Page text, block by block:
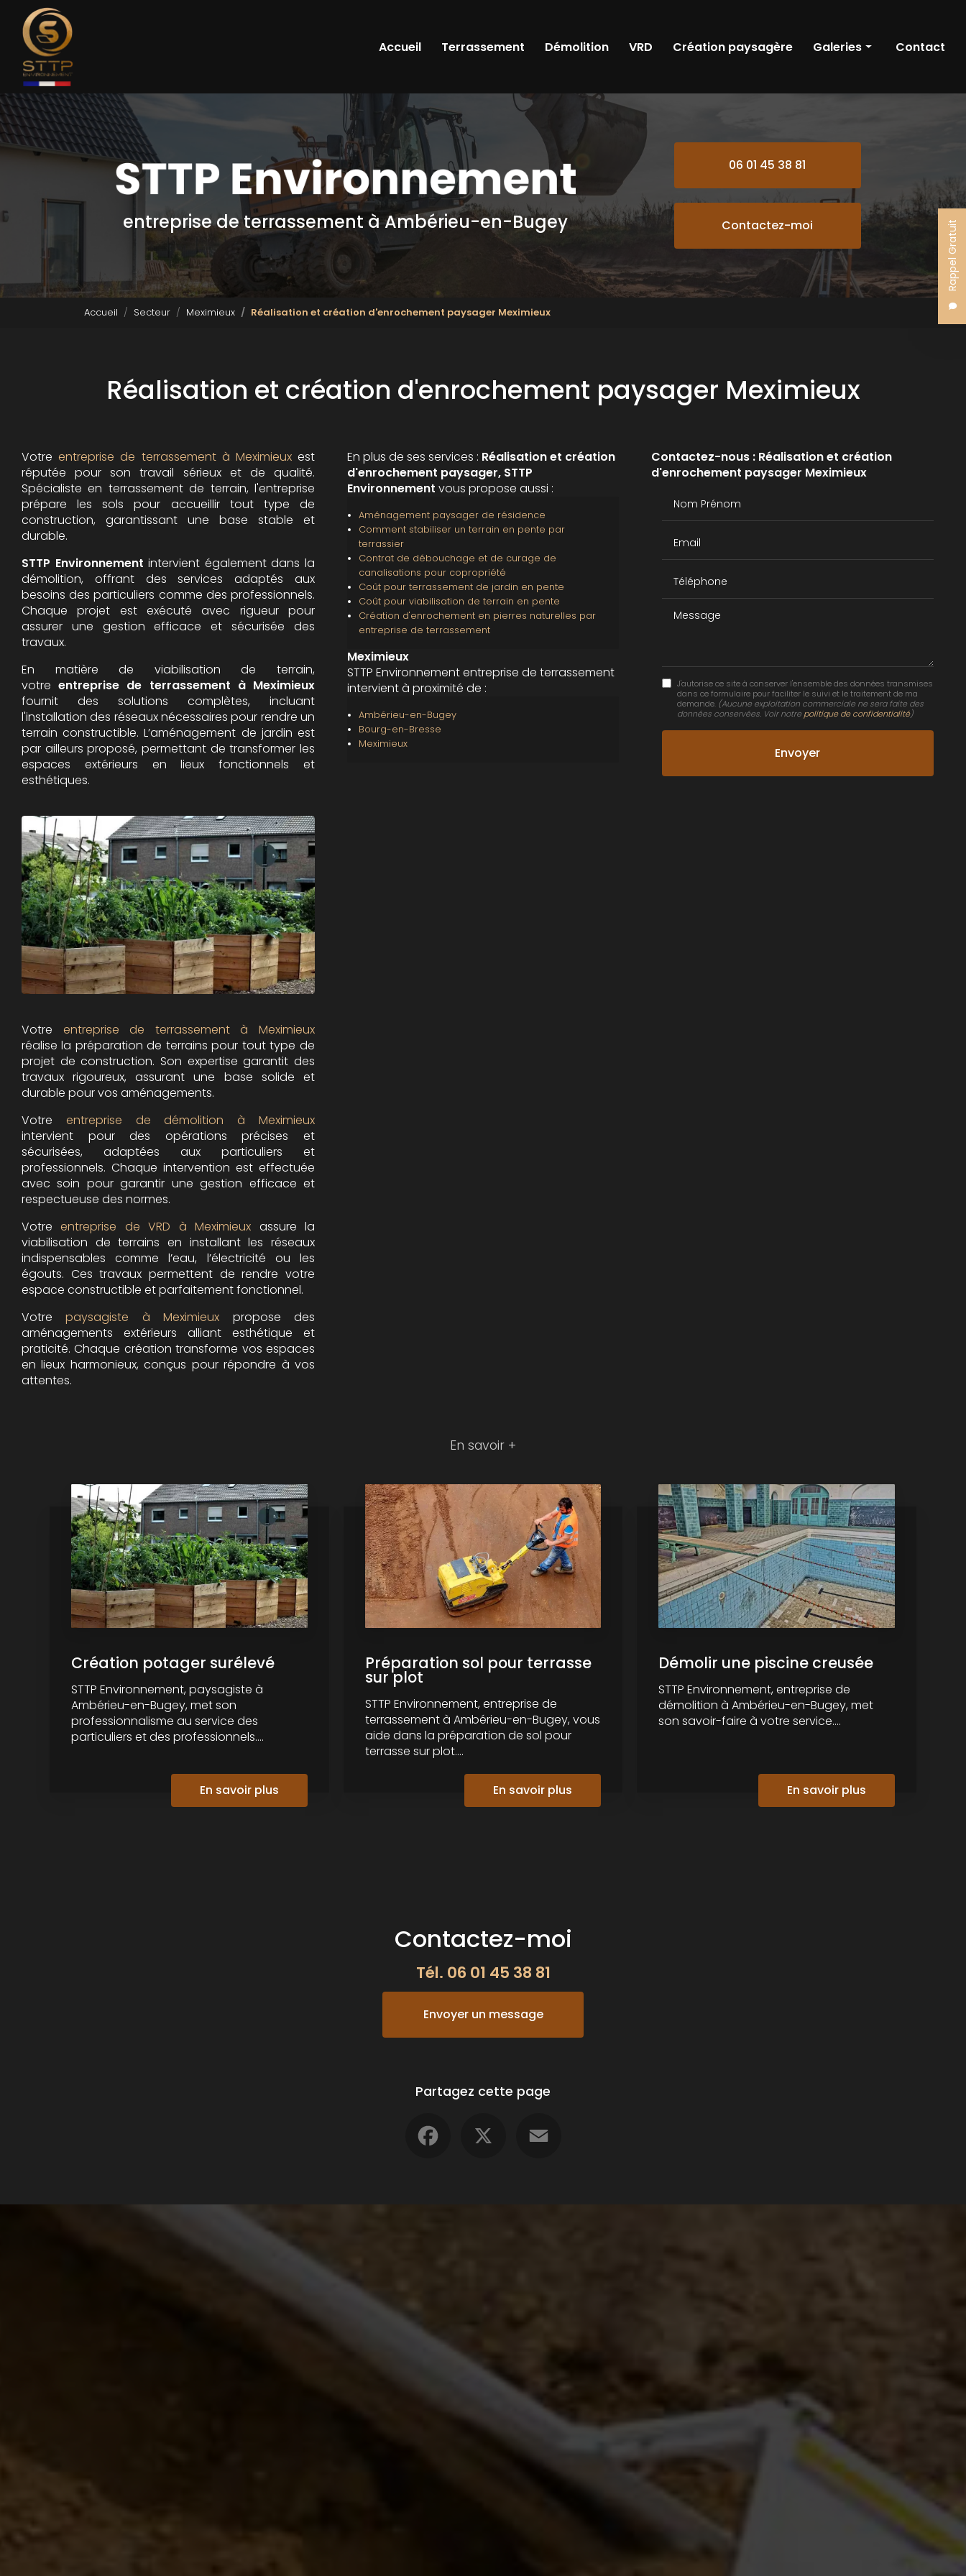
contenu
principal
Rappel Gratuit
Accueil Terrassement Démolition VRD Création paysagère Galeries Contact
entreprise de terrassementà Ambérieu-en-Bugey
06 01 45 38 81
Contactez-moi
Accueil Secteur Meximieux Réalisation et création d'enrochement paysager Meximieux
Réalisation et création d'enrochement paysager Meximieux
Votreentreprise de terrassement à Meximieuxest
réputée pour son travail sérieux et de qualité.
Spécialiste en terrassement de terrain, l'entreprise
prépare les sols pour accueillir tout type de
construction, garantissant une base stable et
durable.
STTP Environnementintervient également dans la
démolition, offrant des services adaptés aux
besoins des particuliers comme des professionnels.
Chaque projet est exécuté avec rigueur pour
assurer une gestion efficace et sécurisée des
travaux.
En matière de viabilisation de terrain,
votreentreprise de terrassement à Meximieux
fournit des solutions complètes, incluant
l'installation des réseaux nécessaires pour rendre un
terrain constructible. L’aménagement de jardin est
par ailleurs proposé, permettant de transformer les
espaces extérieurs en lieux fonctionnels et
esthétiques.
Votre entreprise de terrassement à Meximieux
réalise la préparation de terrains pour tout type de
projet de construction. Son expertise garantit des
travaux rigoureux, assurant une base solide et
durable pour vos aménagements.
Votre entreprise de démolition à Meximieux
intervient pour des opérations précises et
sécurisées, adaptées aux particuliers et
professionnels. Chaque intervention est effectuée
avec soin pour garantir une gestion efficace et
respectueuse des normes.
Votreentreprise de VRD à Meximieux assure la
viabilisation de terrains en installant les réseaux
indispensables comme l’eau, l’électricité ou les
égouts. Ces travaux permettent de rendre votre
espace constructible et parfaitement fonctionnel.
Votrepaysagiste à Meximieux propose des
aménagements extérieurs alliant esthétique et
praticité. Chaque création transforme vos espaces
en lieux harmonieux, conçus pour répondre à vos
attentes.
En plus de ses services : Réalisation et création
d'enrochement paysager, STTP
Environnement vous propose aussi :
Aménagement paysager de résidence
Comment stabiliser un terrain en pente par
terrassier
Contrat de débouchage et de curage de
canalisations pour copropriété
Coût pour terrassement de jardin en pente
Coût pour viabilisation de terrain en pente
Création d'enrochement en pierres naturelles par
entreprise de terrassement
Meximieux
STTP Environnement entreprise de terrassement
intervient à proximité de :
Ambérieu-en-Bugey
Bourg-en-Bresse
Meximieux
Contactez-nous : Réalisation et création
d'enrochement paysager Meximieux
Message
J'autorise ce site à conserver l'ensemble des données transmises
dans ce formulaire pour faciliter le suivi et le traitement de ma
demande. (Aucune exploitation commerciale ne sera faite des
données conservées. Voir notre politique de confidentialité)
En savoir +
Création potager surélevé
STTP Environnement, paysagiste à
Ambérieu-en-Bugey, met son
professionnalisme au service des
particuliers et des professionnels....
En savoir plus
Préparation sol pour terrasse
sur plot
STTP Environnement, entreprise de
terrassement à Ambérieu-en-Bugey, vous
aide dans la préparation de sol pour
terrasse sur plot....
En savoir plus
Démolir une piscine creusée
STTP Environnement, entreprise de
démolition à Ambérieu-en-Bugey, met
son savoir-faire à votre service....
En savoir plus
Contactez-moi
Tél. 06 01 45 38 81
Envoyer un message
Partagez cette page